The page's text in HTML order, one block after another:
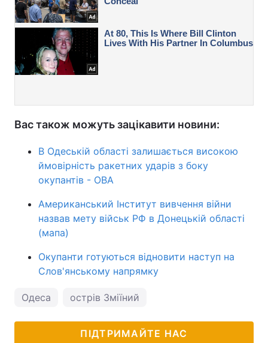
Вас також можуть зацікавити новини:
В Одеській області залишається високою
ймовірність ракетних ударів з боку
окупантів - ОВА
Американський Інститут вивчення війни
назвав мету військ РФ в Донецькій області
(мапа)
Окупанти готуються відновити наступ на
Слов'янському напрямку
Одеса острів Зміїний
ПІДТРИМАЙТЕ НАС